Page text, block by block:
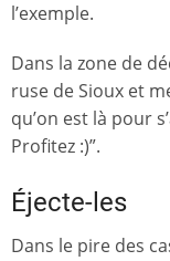
l’exemple.
Dans la zone de
ruse de Sioux et
qu’on est là pour
Profitez :)”.
Éjecte-les
Dans le pire des